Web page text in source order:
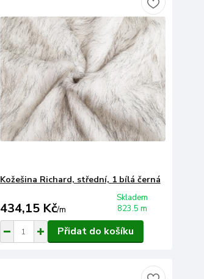
Kožešina Richard, střední, 1 bílá černá
434,15 Kč/m
Skladem
823.5 m
Přidat do košíku